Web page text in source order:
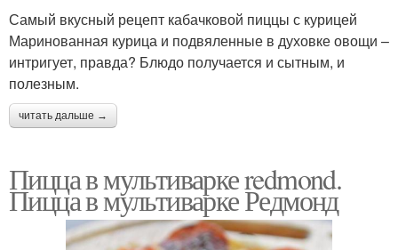
Самый вкусный рецепт кабачковой пиццы с курицей
Маринованная курица и подвяленные в духовке овощи –
интригует, правда? Блюдо получается и сытным, и
полезным.
читать дальше →
Пицца в мультиварке redmond.
Пицца в мультиварке Редмонд